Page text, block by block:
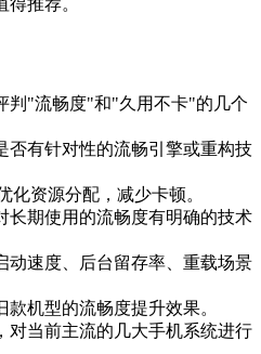
推荐。
判"流畅度"和"久用不卡"的几个
否有针对性的流畅引擎或重构技
化资源分配，减少卡顿。
长期使用的流畅度有明确的技术
动速度、后台留存率、重载场景
款机型的流畅度提升效果。
对当前主流的几大手机系统进行